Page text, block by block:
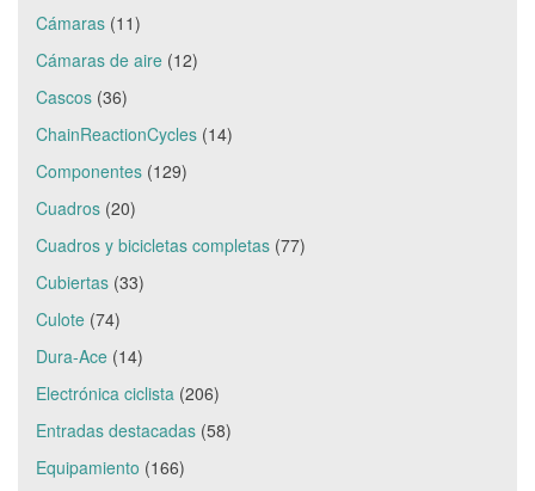
Cámaras (11)
Cámaras de aire (12)
Cascos (36)
ChainReactionCycles (14)
Componentes (129)
Cuadros (20)
Cuadros y bicicletas completas (77)
Cubiertas (33)
Culote (74)
Dura-Ace (14)
Electrónica ciclista (206)
Entradas destacadas (58)
Equipamiento (166)